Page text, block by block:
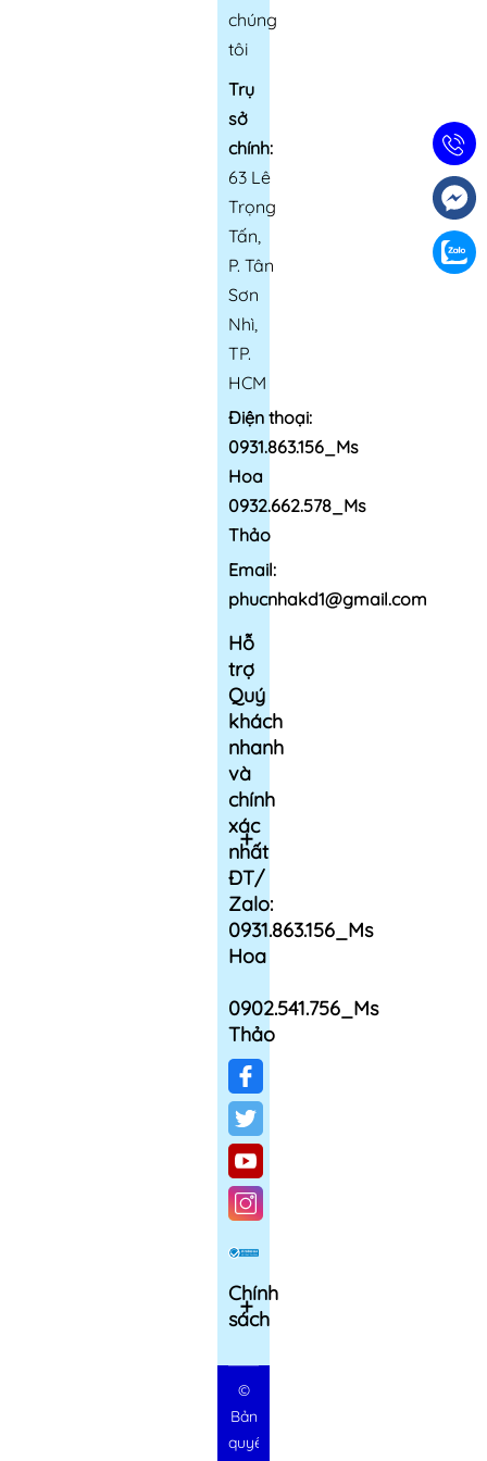
chúng
tôi
Trụ
sở
chính:
63 Lê
Trọng
Tấn,
P. Tân
Sơn
Nhì,
TP.
HCM
Điện thoại:
0931.863.156_Ms
Hoa
0932.662.578_Ms
Thảo
Email:
phucnhakd1@gmail.com
Hỗ
trợ
Quý
khách
nhanh
và
chính
xác
nhất
ĐT/
Zalo:
0931.863.156_Ms
Hoa
0902.541.756_Ms
Thảo
Chính
sách
©
Bản
quyền